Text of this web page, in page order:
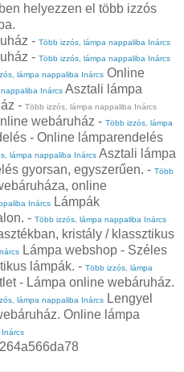
helyezzen el több izzós
- Több izzós, lámpa nappaliba Inárcs
- Több izzós, lámpa nappaliba Inárcs
lámpa nappaliba Inárcs Online
Inárcs Asztali lámpa
- Több izzós, lámpa nappaliba Inárcs
webáruház - Több izzós, lámpa
- Online lámparendelés
lámpa nappaliba Inárcs Asztali lámpa
gyorsan, egyszerűen. - Több
online
Inárcs
Lámpák
- Több izzós, lámpa nappaliba Inárcs
kristály / klassztikus
Lámpa webshop - Széles
lámpák. - Több izzós, lámpa
- Lámpa online webáruház.
lámpa nappaliba Inárcs
Lengyel
Online lámpa